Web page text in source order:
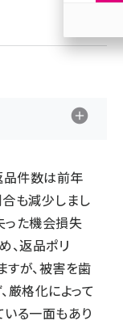
件数は前年
も減少しまし
った機会損失
、返品ポリ
が、被害を歯
厳格化によって
る一面もあり
参